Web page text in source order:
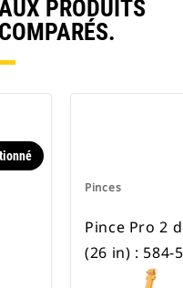
PRODUITS
Pinces
Pince Pro 2
(26 in) : 584-